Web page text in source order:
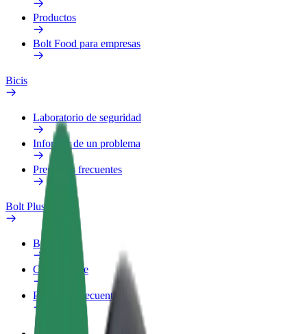
Productos
Bolt Food para empresas
Bicis
Laboratorio de seguridad
Informar de un problema
Preguntas frecuentes
Bolt Plus
Beneficios
Cómo unirse
Preguntas frecuentes